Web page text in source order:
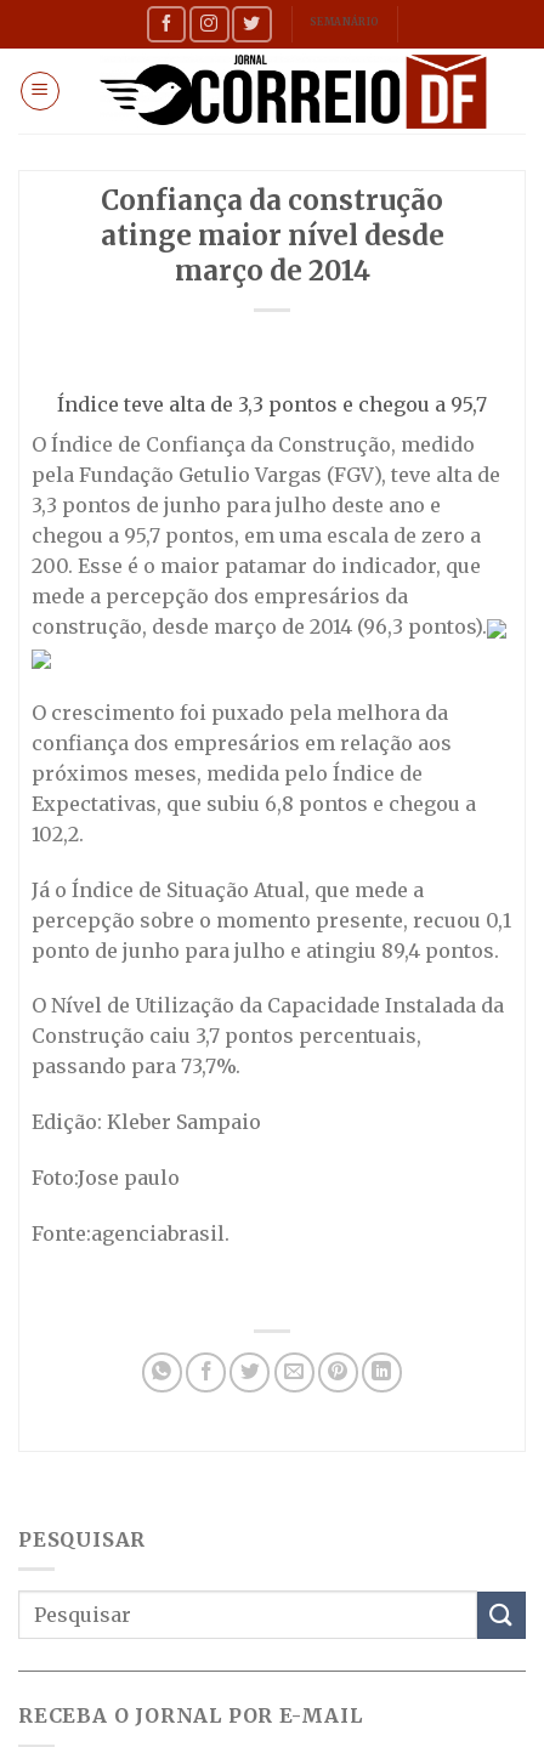
to
content
SEMANÁRIO
Confiança da construção
atinge maior nível desde
março de 2014
Índice teve alta de 3,3 pontos e chegou a 95,7
O Índice de Confiança da Construção, medido
pela Fundação Getulio Vargas (FGV), teve alta de
3,3 pontos de junho para julho deste ano e
chegou a 95,7 pontos, em uma escala de zero a
200. Esse é o maior patamar do indicador, que
mede a percepção dos empresários da
construção, desde março de 2014 (96,3 pontos).
O crescimento foi puxado pela melhora da
confiança dos empresários em relação aos
próximos meses, medida pelo Índice de
Expectativas, que subiu 6,8 pontos e chegou a
102,2.
Já o Índice de Situação Atual, que mede a
percepção sobre o momento presente, recuou 0,1
ponto de junho para julho e atingiu 89,4 pontos.
O Nível de Utilização da Capacidade Instalada da
Construção caiu 3,7 pontos percentuais,
passando para 73,7%.
Edição: Kleber Sampaio
Foto:Jose paulo
Fonte:agenciabrasil.
PESQUISAR
RECEBA O JORNAL POR E-MAIL